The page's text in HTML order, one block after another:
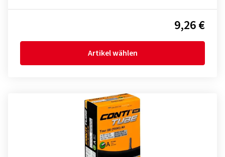
9,26 €
Artikel wählen